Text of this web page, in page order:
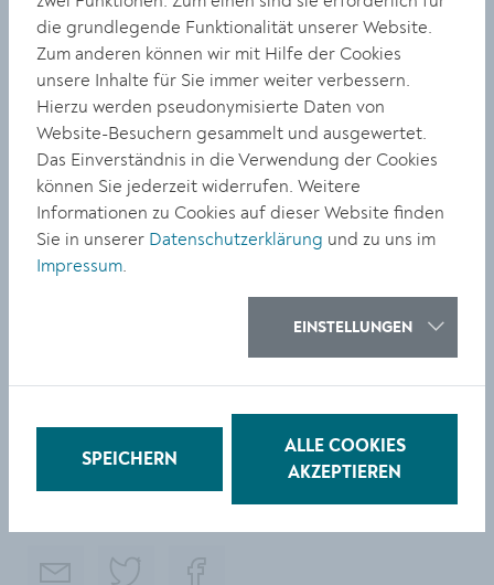
aus deren Lieblingsbüchern vorzulesen.
Am Donnerstag, 21. September, liest Beate Maly aus
ihrem historischen Wien-Krimi „ Aurelia und die letzte
Fahrt“. Beginn ist um 18 Uhr. Eintritt: 10 Euro,
Ermäßigung für Bücherei-Mitglieder. Um Anmeldung
wird gebeten: 02732/801-382, buecherei@krems.gv.at
Doris Knecht liest im Oktober
Vorschau: Am Donnerstag, 5. Oktober, 18 Uhr ist die
ich vergessen habe“. Am besten gleich anmelden!
Stadtbücherei & Mediathek Krems, Körnermarkt 14,
die grundlegende Funktionalität unserer Website.
Zum anderen können wir mit Hilfe der Cookies
unsere Inhalte für Sie immer weiter verbessern.
Hierzu werden pseudonymisierte Daten von
Website-Besuchern gesammelt und ausgewertet.
Das Einverständnis in die Verwendung der Cookies
können Sie jederzeit widerrufen. Weitere
Informationen zu Cookies auf dieser Website finden
Sie in unserer Datenschutzerklärung und zu uns im
Impressum.
EINSTELLUNGEN
SPEICHERN
ALLE COOKIES
AKZEPTIEREN